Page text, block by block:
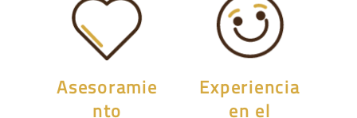
Asesoramie
nto
Experiencia
en el